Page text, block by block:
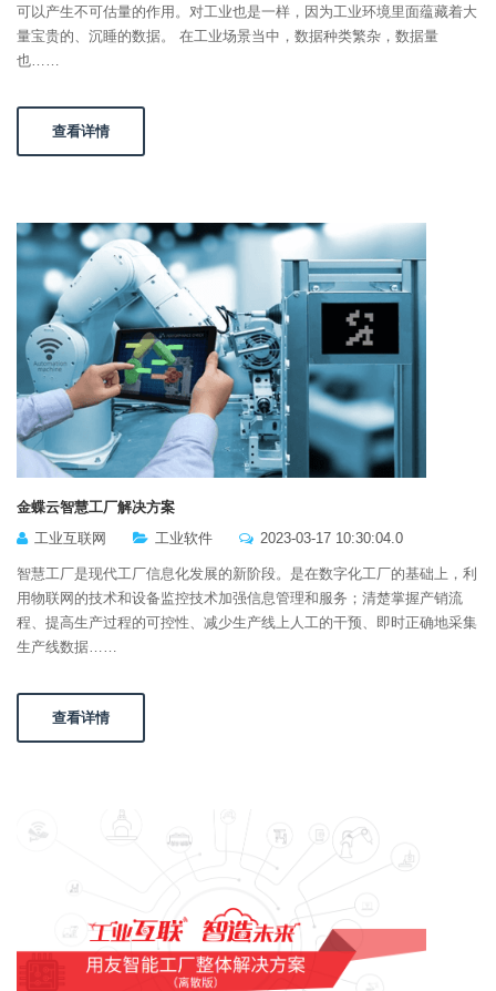
可以产生不可估量的作用。对工业也是一样，因为工业环境里面蕴藏着大
量宝贵的、沉睡的数据。 在工业场景当中，数据种类繁杂，数据量
也……
查看详情
金蝶云智慧工厂解决方案
工业互联网
工业软件 2023-03-17 10:30:04.0
智慧工厂是现代工厂信息化发展的新阶段。是在数字化工厂的基础上，利
用物联网的技术和设备监控技术加强信息管理和服务；清楚掌握产销流
程、提高生产过程的可控性、减少生产线上人工的干预、即时正确地采集
生产线数据……
查看详情